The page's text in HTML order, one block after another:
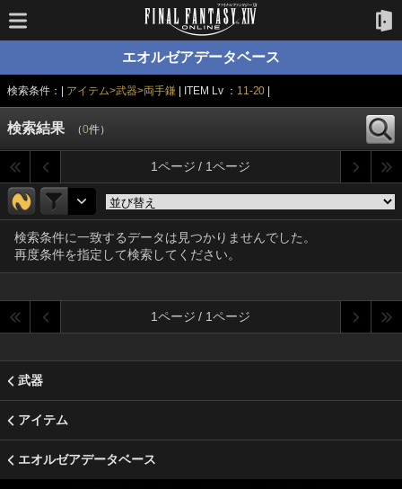
エオルゼアデータベース
検索条件：| アイテム>武器>両手鎌 | ITEM Lv ： 11-20
検索結果 （0件）
1ページ / 1ページ
検索条件に一致するデータは見つかりませんでした。
再度条件を指定して検索してください。
1ページ / 1ページ
武器
アイテム
エオルゼアデータベース